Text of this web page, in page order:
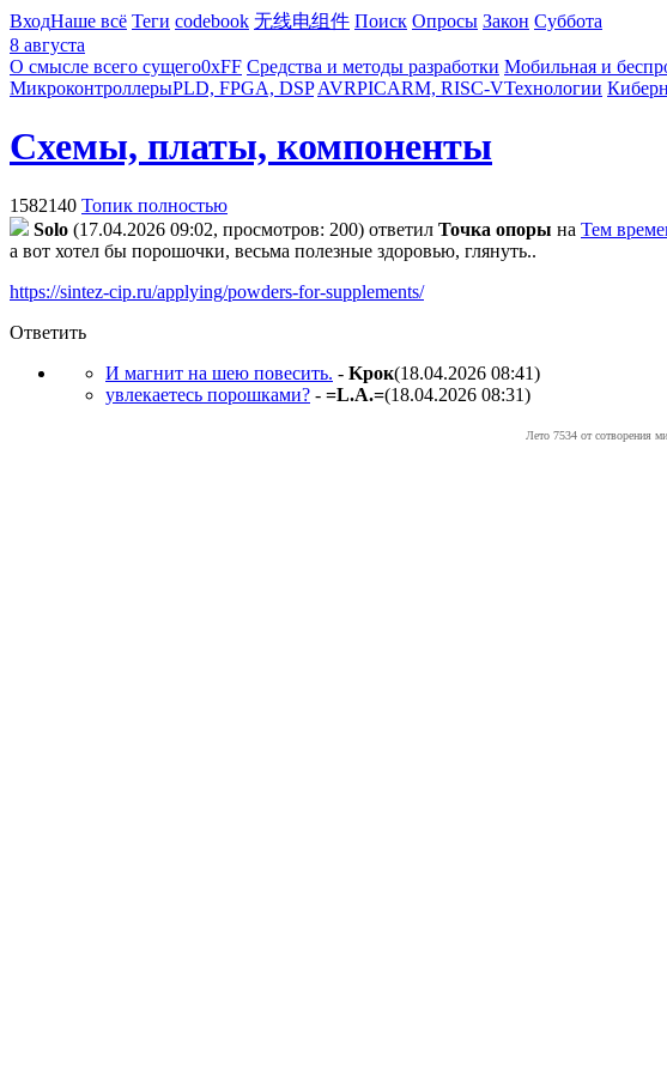
ВходНаше всё Теги codebook 无线电组件 Поиск Опросы Закон Суббота
8 августа
О смысле всего сущего0xFF Средства и методы разработки Мобильная и
МикроконтроллерыPLD, FPGA, DSP AVRPICARM, RISC-VТехнологии
Схемы, платы, компоненты
1582140 Топик полностью
Solo (17.04.2026 09:02, просмотров: 200) ответил Toчкa oпopы на Тем
а вот хотел бы порошочки, весьма полезные здоровью, глянуть..
https://sintez-cip.ru/applying/powders-for-supplements/
Ответить
И магнит на шею повесить. - Kpoк(18.04.2026 08:41)
увлекаетесь порошками? - =L.A.=(18.04.2026 08:31)
Лето 7534 от сотворения